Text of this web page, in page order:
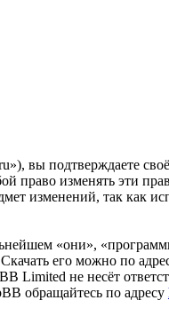
вы подтверждаете
право изменять эти
изменений, так как
«они»,
его можно по
Limited не несёт
обращайтесь по адресу